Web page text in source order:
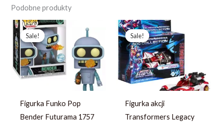
Podobne produkty
Sale!
Sale!
Figurka Funko Pop
Bender Futurama 1757
Pierwotna
cena
wynosiła:
253,49 zł.
cena
wynosi:
194,99 zł.
Sale!
Sale!
Figurka akcji
Transformers Legacy
Pierwotna
cena
wynosiła:
233,79 zł.
cena
wynosi:
166,99 zł.